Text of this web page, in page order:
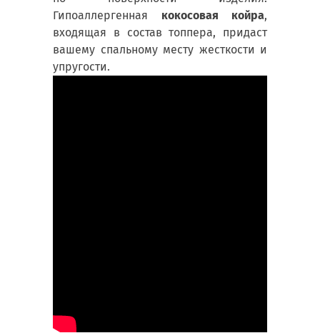
Гипоаллергенная кокосовая койра,
входящая в состав топпера, придаст
вашему спальному месту жесткости и
упругости.